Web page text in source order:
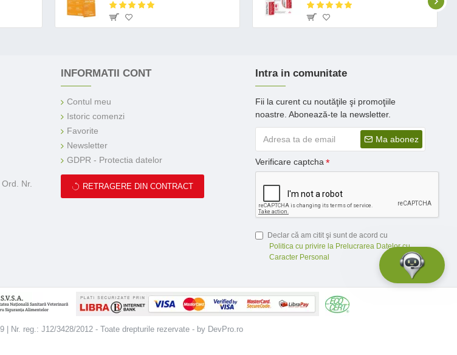
Nr.
INFORMATII CONT
Contul meu
Istoric comenzi
Favorite
Newsletter
GDPR - Protectia datelor
RETRAGERE DIN CONTRACT
Intra in comunitate
Fii la curent cu noutăţile şi promoţiile
noastre. Abonează-te la newsletter.
Ma abonez
Verificare captcha
Declar că am citit şi sunt de acord cu
Politica cu privire la Prelucrarea Datelor cu
Caracter Personal
| Nr. reg.: J12/3428/2012 - Toate drepturile rezervate - by DevPro.ro